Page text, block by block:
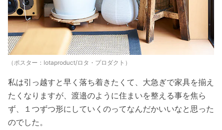
（ポスター：lotaproduct/ロタ・プロダクト）
私は引っ越すと早く落ち着きたくて、大急ぎで家具を揃え
たくなりますが、渡邉のように住まいを整える事を焦ら
ず、１つずつ形にしていくのってなんだかいいなと思った
のでした。